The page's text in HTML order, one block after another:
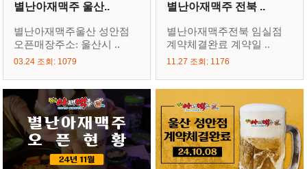
별난아재맥주 울산..
별난아재맥주울산 성안점
오픈매장주소: 울산시 ..
03.24 조회: 1079
별난아재맥주 전북 ..
별난아재맥주전북 임실점
계약체결완료 계약일 ..
11.27 조회: 1176